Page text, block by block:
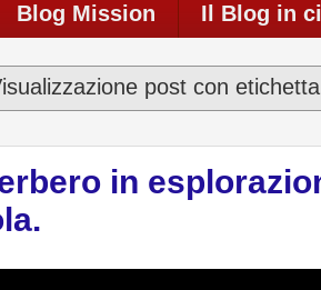
Blog Mission Il Blog in
post con etichetta
in